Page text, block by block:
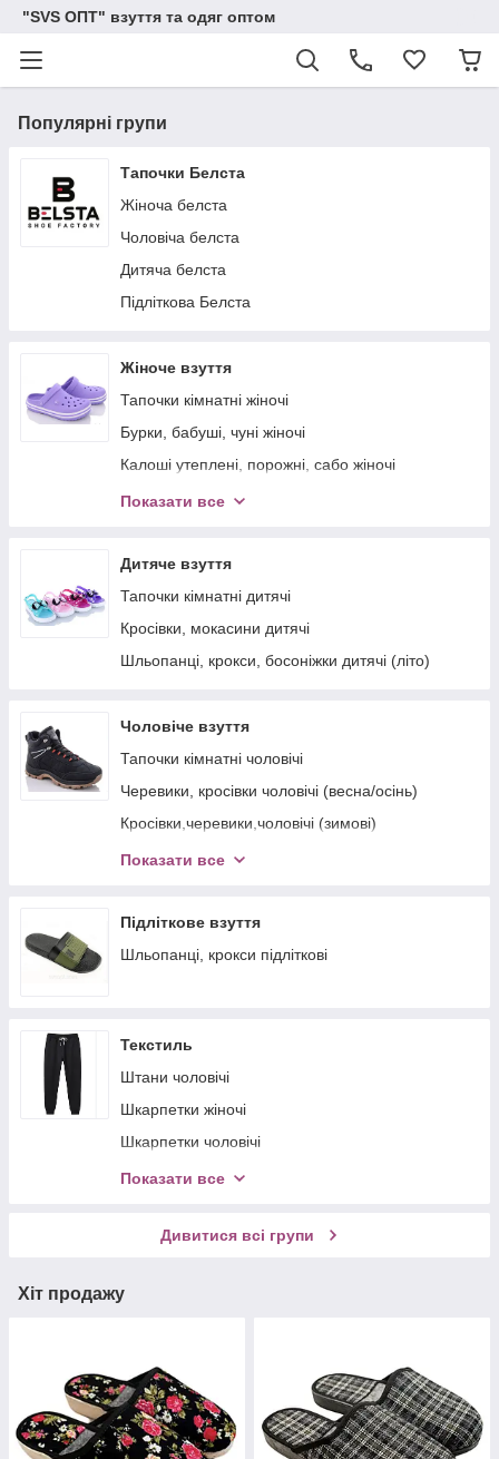
"SVS ОПТ" взуття та одяг оптом
Популярні групи
Тапочки Белста
Жіноча белста
Чоловіча белста
Дитяча белста
Пiдлiткова Белста
Жіноче взуття
Тапочки кімнатні жіночі
Бурки, бабуші, чуні жіночі
Калоші утеплені, порожні, сабо жіночі
Чоботи,черевики жіночі (піна, гума, плащівка)
Шльопанці, крокси жіночі
Черевики жіночі
Кросівки жіночі (весна-осінь)
Показати все
Дитяче взуття
Тапочки кімнатні дитячі
Кросівки, мокасини дитячі
Шльопанці, крокси, босоніжки дитячі (літо)
Чоловіче взуття
Тапочки кімнатні чоловічі
Черевики, кросівки чоловічі (весна/осінь)
Кросівки,черевики,чоловічі (зимові)
Кросівки, мокасини чоловічі (літні)
Шльопанці, крокси чоловічі (літні)
Калоші утеплені, порожні, сабо (піна)
Показати все
Підліткове взуття
Шльопанці, крокси підліткові
Текстиль
Штани чоловічі
Шкарпетки жіночі
Шкарпетки чоловічі
Футболки, водолазки, лонгсліви
Показати все
Дивитися всі групи
Хіт продажу